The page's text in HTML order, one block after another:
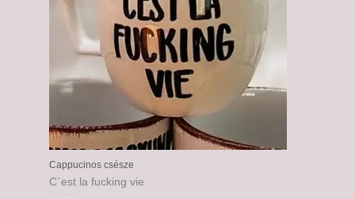
Cappucinos csésze
C`est la fucking vie